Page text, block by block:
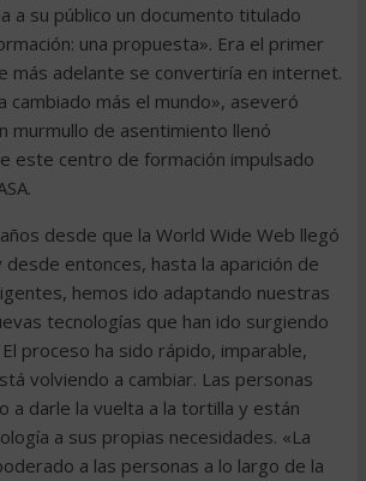
a su público un documento titulado
una propuesta». Era el primer
más adelante se convertiría en internet.
cambiado más el mundo», aseveró
murmullo de asentimiento llenó
este centro de formación impulsado
desde que la World Wide Web llegó
entonces, hasta la aparición de
hemos ido adaptando nuestras
tecnologías que han ido surgiendo
proceso ha sido rápido, imparable,
volviendo a cambiar. Las personas
a darle la vuelta a la tortilla y están
a sus propias necesidades. «La
a las personas a lo largo de la